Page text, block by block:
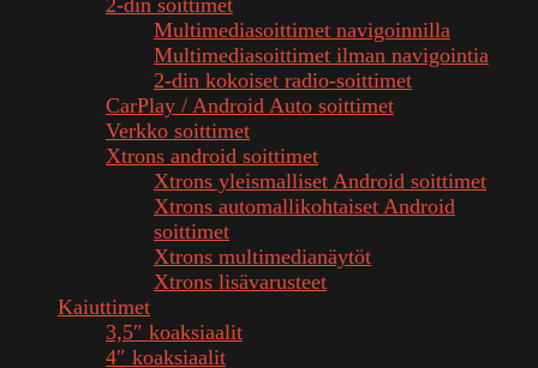
2-din soittimet
Multimediasoittimet navigoinnilla
Multimediasoittimet ilman navigointia
2-din kokoiset radio-soittimet
CarPlay / Android Auto soittimet
Verkko soittimet
Xtrons android soittimet
Xtrons yleismalliset Android soittimet
Xtrons automallikohtaiset Android
soittimet
Xtrons multimedianäytöt
Xtrons lisävarusteet
Kaiuttimet
3,5″ koaksiaalit
4″ koaksiaalit